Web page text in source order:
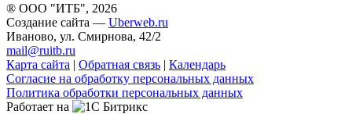
® ООО "ИТБ", 2026
Создание сайта — Uberweb.ru
Иваново, ул. Смирнова, 42/2
mail@ruitb.ru
Карта сайта | Обратная связь | Календарь
Согласие на обработку персональных данных
Политика обработки персональных данных
Работает на